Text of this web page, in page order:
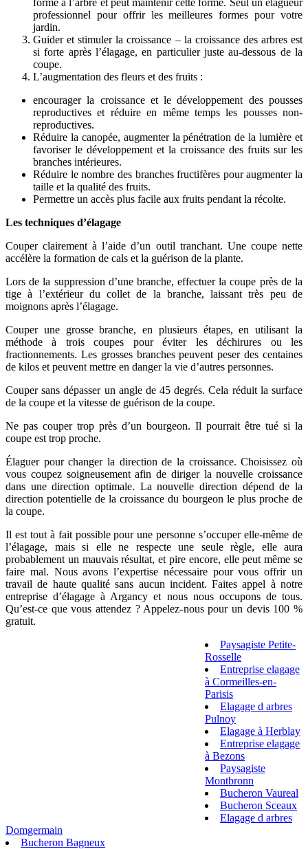
professionnel pour offrir les meilleures formes pour votre
jardin.
Guider et stimuler la croissance – la croissance des arbres est
si forte après l’élagage, en particulier juste au-dessous de la
coupe.
L’augmentation des fleurs et des fruits :
encourager la croissance et le développement des pousses
reproductives et réduire en même temps les pousses non-
reproductives.
Réduire la canopée, augmenter la pénétration de la lumière et
favoriser le développement et la croissance des fruits sur les
branches intérieures.
Réduire le nombre des branches fructifères pour augmenter la
taille et la qualité des fruits.
Permettre un accès plus facile aux fruits pendant la récolte.
Les techniques d’élagage
Couper clairement à l’aide d’un outil tranchant. Une coupe nette
accélère la formation de cals et la guérison de la plante.
Lors de la suppression d’une branche, effectuer la coupe près de la
tige à l’extérieur du collet de la branche, laissant très peu de
moignons après l’élagage.
Couper une grosse branche, en plusieurs étapes, en utilisant la
méthode à trois coupes pour éviter les déchirures ou les
fractionnements. Les grosses branches peuvent peser des centaines
de kilos et peuvent mettre en danger la vie d’autres personnes.
Couper sans dépasser un angle de 45 degrés. Cela réduit la surface
de la coupe et la vitesse de guérison de la coupe.
Ne pas couper trop près d’un bourgeon. Il pourrait être tué si la
coupe est trop proche.
Élaguer pour changer la direction de la croissance. Choisissez où
vous coupez soigneusement afin de diriger la nouvelle croissance
dans une direction optimale. La nouvelle direction dépend de la
direction potentielle de la croissance du bourgeon le plus proche de
la coupe.
Il est tout à fait possible pour une personne s’occuper elle-même de
l’élagage, mais si elle ne respecte une seule règle, elle aura
probablement un mauvais résultat, et pire encore, elle peut même se
faire mal. Nous avons l’expertise nécessaire pour vous offrir un
travail de haute qualité sans aucun incident. Faites appel à notre
entreprise d’élagage à Argancy et nous nous occupons de tous.
Qu’est-ce que vous attendez ? Appelez-nous pour un devis 100 %
gratuit.
Paysagiste Petite-
Rosselle
Entreprise elagage
à Cormeilles-en-
Parisis
Elagage d arbres
Pulnoy
Elagage à Herblay
Entreprise elagage
à Bezons
Paysagiste
Montbronn
Bucheron Vaureal
Bucheron Sceaux
Elagage d arbres
Domgermain
Bucheron Bagneux